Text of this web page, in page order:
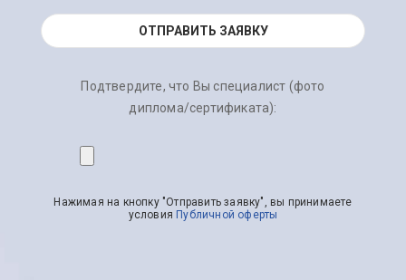
Подтвердите, что Вы специалист (фото
диплома/сертификата):
Нажимая на кнопку "Отправить заявку", вы принимаете
условия Публичной оферты